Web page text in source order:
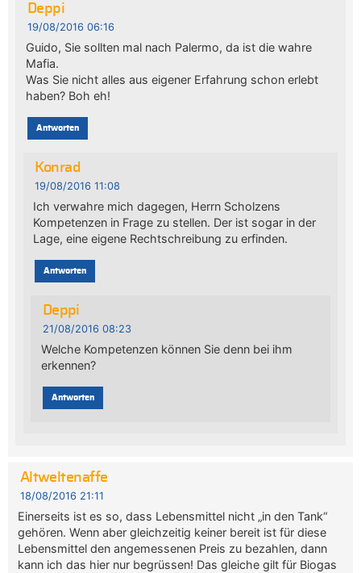
Deppi
19/08/2016 06:16
Guido, Sie sollten mal nach Palermo, da ist die wahre
Mafia.
Was Sie nicht alles aus eigener Erfahrung schon erlebt
haben? Boh eh!
Antworten
Konrad
19/08/2016 11:08
Ich verwahre mich dagegen, Herrn Scholzens
Kompetenzen in Frage zu stellen. Der ist sogar in der
Lage, eine eigene Rechtschreibung zu erfinden.
Antworten
Deppi
21/08/2016 08:23
Welche Kompetenzen können Sie denn bei ihm
erkennen?
Antworten
Altweltenaffe
18/08/2016 21:11
Einerseits ist es so, dass Lebensmittel nicht „in den Tank“
gehören. Wenn aber gleichzeitig keiner bereit ist für diese
Lebensmittel den angemessenen Preis zu bezahlen, dann
kann ich das hier nur begrüssen! Das gleiche gilt für Biogas